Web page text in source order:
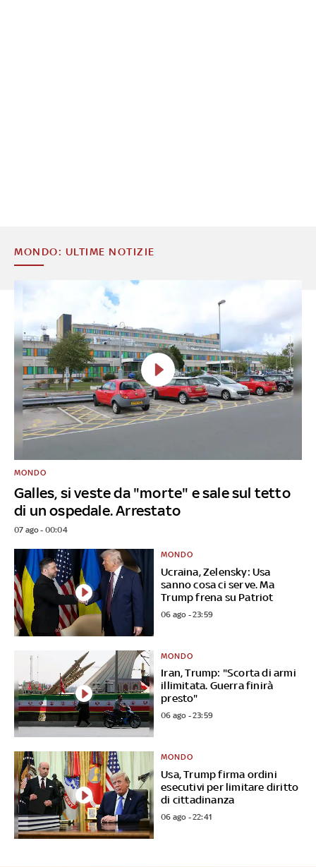
MONDO: ULTIME NOTIZIE
Galles, si veste da "morte" e sale sul tetto
di un ospedale. Arrestato
MONDO
07 ago - 00:04
Ucraina, Zelensky: Usa
sanno cosa ci serve. Ma
Trump frena su Patriot
MONDO
06 ago - 23:59
Iran, Trump: "Scorta di armi
illimitata. Guerra finirà
presto"
MONDO
06 ago - 23:59
Usa, Trump firma ordini
esecutivi per limitare diritto
di cittadinanza
MONDO
06 ago - 22:41